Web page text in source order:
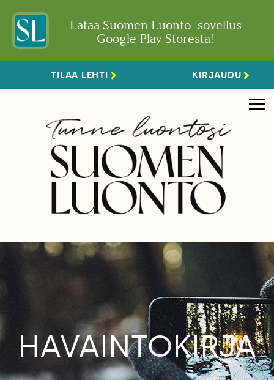
Lataa Suomen Luonto -sovellus
Google Play Storesta!
TILAA LEHTI KIRJAUDU
HAVAINTOKIRJA